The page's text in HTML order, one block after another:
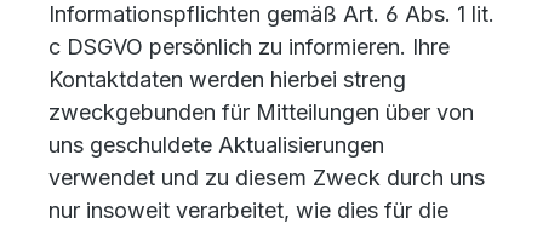
Informationspflichten gemäß Art. 6 Abs. 1 lit.
c DSGVO persönlich zu informieren. Ihre
Kontaktdaten werden hierbei streng
zweckgebunden für Mitteilungen über von
uns geschuldete Aktualisierungen
verwendet und zu diesem Zweck durch uns
nur insoweit verarbeitet, wie dies für die